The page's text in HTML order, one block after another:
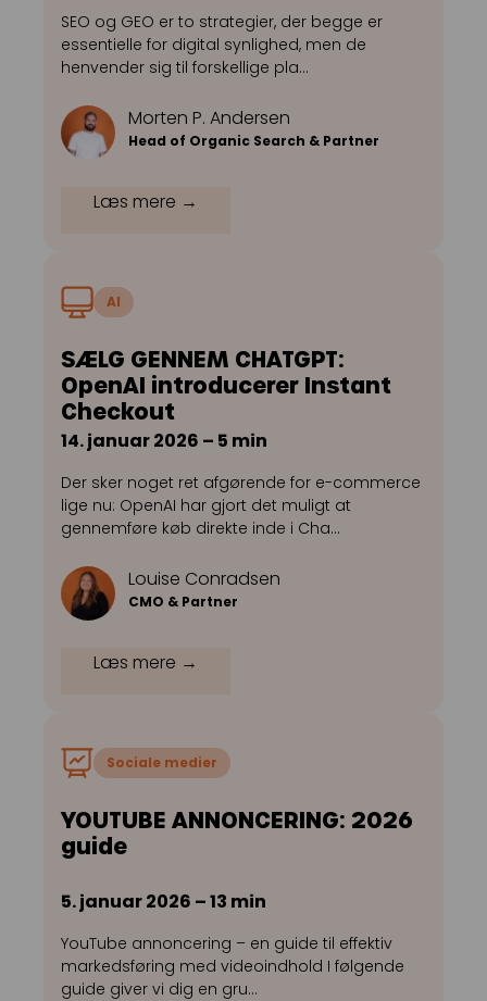
SEO og GEO er to strategier, der begge er
essentielle for digital synlighed, men de
henvender sig til forskellige pla…
Morten P. Andersen
Head of Organic Search & Partner
Læs mere →
AI
SÆLG GENNEM CHATGPT:
OpenAI introducerer Instant
Checkout
14. januar 2026 – 5 min
Der sker noget ret afgørende for e-commerce
lige nu: OpenAI har gjort det muligt at
gennemføre køb direkte inde i Cha…
Louise Conradsen
CMO & Partner
Læs mere →
Sociale medier
YOUTUBE ANNONCERING: 2026
guide
5. januar 2026 – 13 min
YouTube annoncering – en guide til effektiv
markedsføring med videoindhold I følgende
guide giver vi dig en gru…